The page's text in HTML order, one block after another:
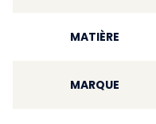
MATIÈRE
MARQUE